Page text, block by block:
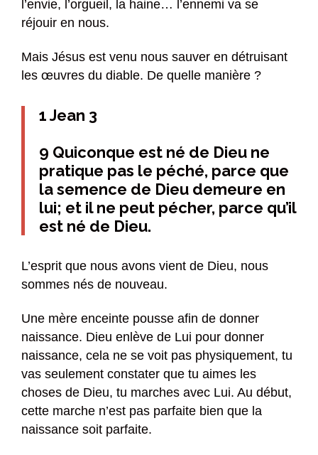
l’envie, l’orgueil, la haine… l’ennemi va se
réjouir en nous.
Mais Jésus est venu nous sauver en détruisant
les œuvres du diable. De quelle manière ?
1 Jean 3
9 Quiconque est né de Dieu ne
pratique pas le péché, parce que
la semence de Dieu demeure en
lui; et il ne peut pécher, parce qu’il
est né de Dieu.
L’esprit que nous avons vient de Dieu, nous
sommes nés de nouveau.
Une mère enceinte pousse afin de donner
naissance. Dieu enlève de Lui pour donner
naissance, cela ne se voit pas physiquement, tu
vas seulement constater que tu aimes les
choses de Dieu, tu marches avec Lui. Au début,
cette marche n’est pas parfaite bien que la
naissance soit parfaite.